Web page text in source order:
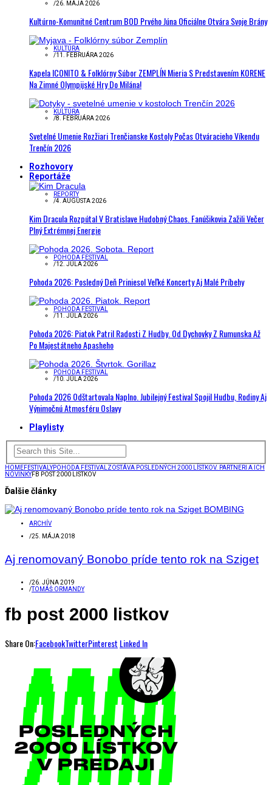
/26. MÁJA 2026
Kultúrno-Komunitné Centrum BOD Prvého Júna Oficiálne Otvára Svoje Brány
KULTÚRA
/11. FEBRUÁRA 2026
Kapela ICONITO & Folklórny Súbor ZEMPLÍN Mieria S Predstavením KORENE
Na Zimné Olympijské Hry Do Milána!
KULTÚRA
/8. FEBRUÁRA 2026
Svetelné Umenie Rozžiari Trenčianske Kostoly Počas Otváracieho Víkendu
Trenčín 2026
Rozhovory
Reportáže
REPORTY
/4. AUGUSTA 2026
Kim Dracula Rozpútal V Bratislave Hudobný Chaos. Fanúšikovia Zažili Večer
Plný Extrémnej Energie
POHODA FESTIVAL
/12. JÚLA 2026
Pohoda 2026: Posledný Deň Priniesol Veľké Koncerty Aj Malé Príbehy
POHODA FESTIVAL
/11. JÚLA 2026
Pohoda 2026: Piatok Patril Radosti Z Hudby. Od Dychovky Z Rumunska Až
Po Majestátneho Apasheho
POHODA FESTIVAL
/10. JÚLA 2026
Pohoda 2026 Odštartovala Naplno. Jubilejný Festival Spojil Hudbu, Rodiny Aj
Výnimočnú Atmosféru Oslavy
Playlisty
HOMEFESTIVALYPOHODA FESTIVAL ZOSTÁVA POSLEDNÝCH 2000 LÍSTKOV. PARTNERI A ICH
NOVINKYFB POST 2000 LISTKOV
Ďalšie články
ARCHÍV
/25. MÁJA 2018
Aj renomovaný Bonobo príde tento rok na Sziget
/26. JÚNA 2019
/TOMÁŠ ORMANDY
fb post 2000 listkov
Share On:FacebookTwitterPinterest Linked In